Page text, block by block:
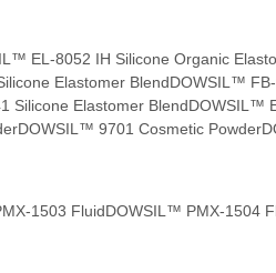
EL-8052 IH Silicone Organic
Elastomer BlendDOWSIL™
Silicone Elastomer BlendDOWSIL™
DOWSIL™ 9701 Cosmetic Powder
1503 FluidDOWSIL™ PMX-1504